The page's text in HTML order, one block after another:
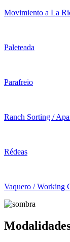
Movimiento a La
Paleteada
Parafreio
Ranch Sorting /
Rédeas
Vaquero / Working